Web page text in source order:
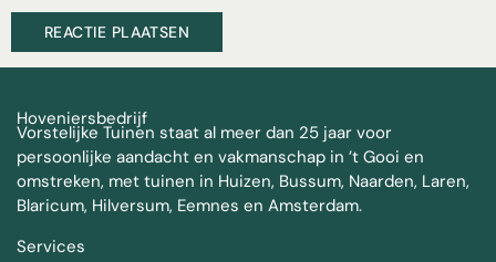
Hoveniersbedrijf
Vorstelijke Tuinen staat al meer dan 25 jaar voor
persoonlijke aandacht en vakmanschap in ’t Gooi en
omstreken, met tuinen in Huizen, Bussum, Naarden, Laren,
Blaricum, Hilversum, Eemnes en Amsterdam.
Services